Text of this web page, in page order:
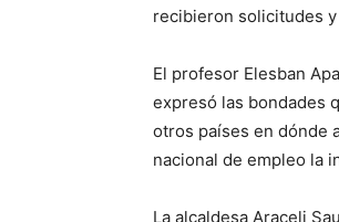
recibieron solicitudes
El profesor Elesban
expresó las bondades
otros países en dónde
nacional de empleo la
La alcaldesa Araceli